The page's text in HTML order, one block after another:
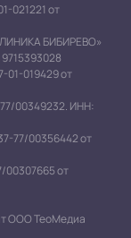
021221 от
БИБИРЕВО»
019429 от
00349232. ИНН:
77/00356442 от
00307665 от
ООО ТеоМедиа